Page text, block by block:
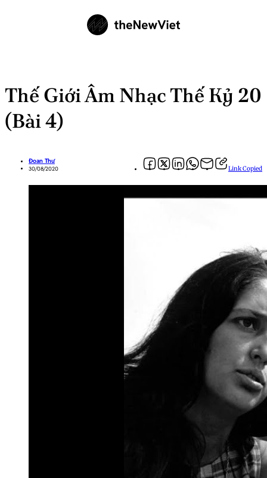
Thế Giới Âm Nhạc Thế Kỷ 20
(Bài 4)
Đoan Thư
30/08/2020 Link Copied